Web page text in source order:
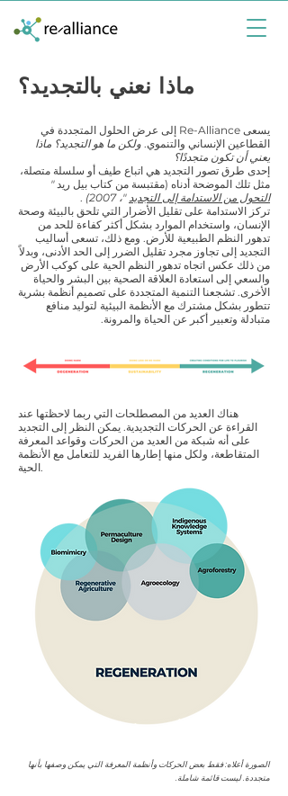
ماذا نعني بالتجديد؟
يسعى Re-Alliance إلى عرض الحلول المتجددة في
القطاعين الإنساني والتنموي. ولكن ما هو التجديد؟ ماذا
يعني أن تكون متجددًا؟
إحدى طرق تصور التجديد هي اتباع طيف أو سلسلة متصلة،
مثل تلك الموضحة أدناه (مقتبسة من كتاب بيل ريد"
التحول من الاستدامة إلى التجديد"، 2007)
.
تركز الاستدامة على تقليل الأضرار التي تلحق بالبيئة وصحة
الإنسان، واستخدام الموارد بشكل أكثر كفاءة للحد من
تدهور النظم الطبيعية للأرض. ومع ذلك، تسعى أساليب
التجديد إلى تجاوز مجرد تقليل الضرر إلى الحد الأدنى، وبدلاً
من ذلك عكس اتجاه تدهور النظم الحية على كوكب الأرض
والسعي إلى استعادة العلاقة الصحية بين البشر والحياة
الأخرى. تشجعنا التنمية المتجددة على تصميم أنظمة بشرية
تتطور بشكل مشترك مع الأنظمة البيئية لتوليد منافع
متبادلة وتعبير أكبر عن الحياة والمرونة.
هناك العديد من المصطلحات التي ربما لاحظتها عند
القراءة عن الحركات التجديدية. يمكن النظر إلى التجديد
على أنه شبكة من العديد من الحركات وقواعد المعرفة
المتقاطعة، ولكل منها إطارها الفريد للتعامل مع الأنظمة
الحية.
الصورة أعلاه: فقط بعض الحركات وأنظمة المعرفة التي يمكن وصفها بأنها
متجددة. ليست قائمة شاملة.